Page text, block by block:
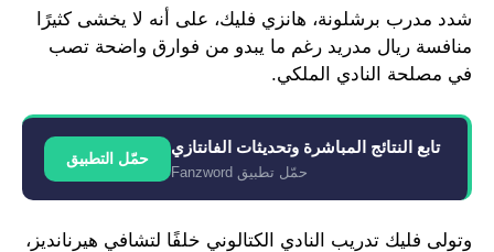
شدد مدرب برشلونة، هانزي فليك، على أنه لا يخشى كثيرًا
منافسة ريال مدريد رغم ما يبدو من فوارق واضحة تصب
في مصلحة النادي الملكي.
تابع النتائج المباشرة وتحديثات الفانتازي
حمّل تطبيق Fanzword
حمّل التطبيق
وتولى فليك تدريب النادي الكتالوني خلفًا لتشافي هيرنانديز،